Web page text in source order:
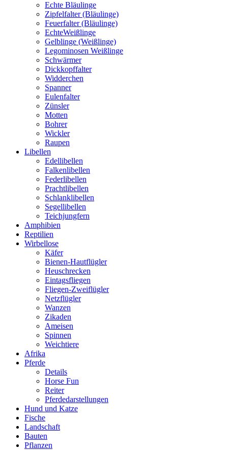
Echte Bläulinge
Zipfelfalter (Bläulinge)
Feuerfalter (Bläulinge)
EchteWeißlinge
Gelblinge (Weißlinge)
Legominosen Weißlinge
Schwärmer
Dickkopffalter
Widderchen
Spanner
Eulenfalter
Zünsler
Motten
Bohrer
Wickler
Raupen
Libellen
Edellibellen
Falkenlibellen
Federlibellen
Prachtlibellen
Schlanklibellen
Segellibellen
Teichjungfern
Amphibien
Reptilien
Wirbellose
Käfer
Bienen-Hautflügler
Heuschrecken
Eintagsfliegen
Fliegen-Zweiflügler
Netzflügler
Wanzen
Zikaden
Ameisen
Spinnen
Weichtiere
Afrika
Pferde
Details
Horse Fun
Reiter
Pferdedarstellungen
Hund und Katze
Fische
Landschaft
Bauten
Pflanzen